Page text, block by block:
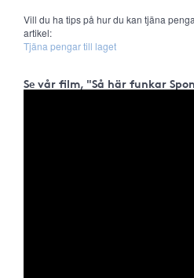
Vill du ha tips på hur du kan tjäna
artikel:
Tjäna pengar till laget
Se vår film, "Så här funkar